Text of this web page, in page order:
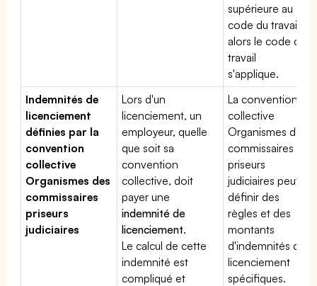
supérieure au
code du travail,
alors le code du
travail
s'applique.
Indemnités de
licenciement
définies par la
convention
collective
Organismes des
commissaires
priseurs
judiciaires
Lors d'un
licenciement, un
employeur, quelle
que soit sa
convention
collective, doit
payer une
indemnité de
licenciement.
Le calcul de cette
indemnité est
compliqué et
La convention
collective
Organismes des
commissaires
priseurs
judiciaires peut
définir des
règles et des
montants
d'indemnités de
licenciement
spécifiques.